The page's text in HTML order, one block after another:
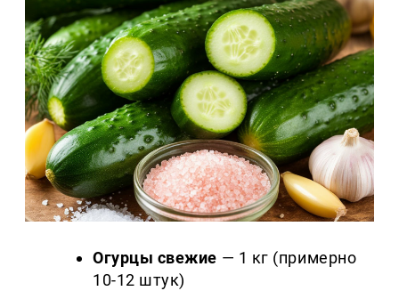
Огурцы свежие — 1 кг (примерно
10-12 штук)